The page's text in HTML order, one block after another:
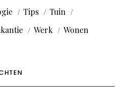
Tips
Tuin
Werk Wonen